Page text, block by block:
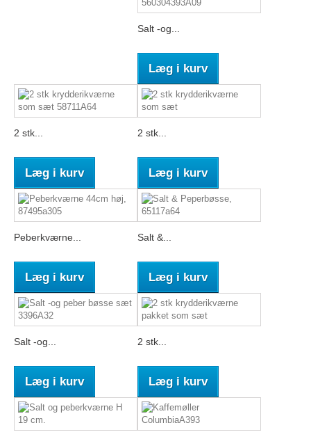
Salt -og...
Læg i kurv
2 stk...
Læg i kurv
2 stk...
Læg i kurv
Peberkværne...
Læg i kurv
Salt &...
Læg i kurv
Salt -og...
Læg i kurv
2 stk...
Læg i kurv